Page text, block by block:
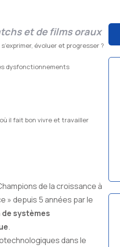
et de films oraux
évoluer et progresser ?
dysfonctionnements
il fait bon vivre et travailler
de la croissance à
» depuis 5 années par le
systèmes
.
dans le